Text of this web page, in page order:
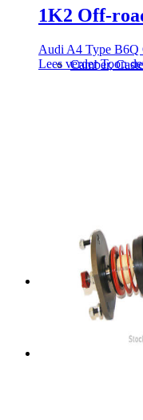
Camber,
1K2 Off-
Audi A4 Type B6Q
Lees verder Toon